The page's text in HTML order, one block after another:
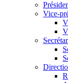
Vice-